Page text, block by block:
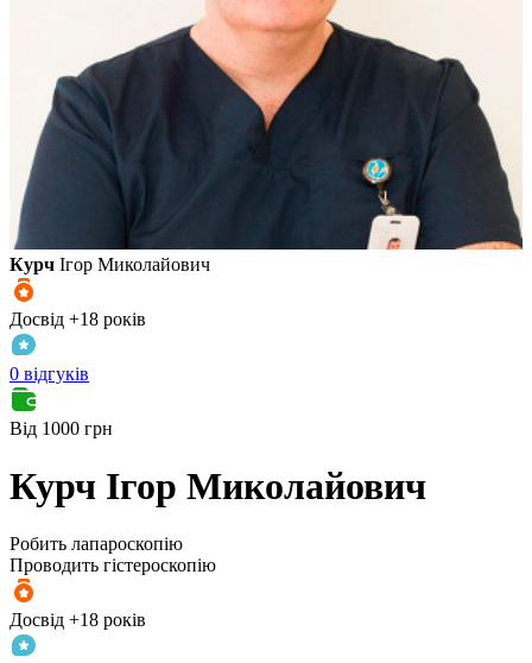
Курч Ігор Миколайович
Досвід +18 років
0 відгуків
Від 1000 грн
Курч Ігор Миколайович
Робить лапароскопію
Проводить гістероскопію
Досвід +18 років